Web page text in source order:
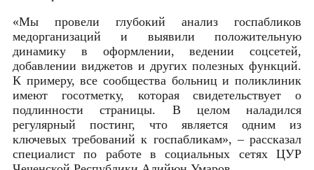
«Мы провели глубокий анализ госпабликов
медорганизаций и выявили положительную
динамику в оформлении, ведении соцсетей,
добавлении виджетов и других полезных функций.
К примеру, все сообщества больниц и поликлиник
имеют госотметку, которая свидетельствует о
подлинности страницы. В целом наладился
регулярный постинг, что является одним из
ключевых требований к госпабликам», – рассказал
специалист по работе в социальных сетях ЦУР